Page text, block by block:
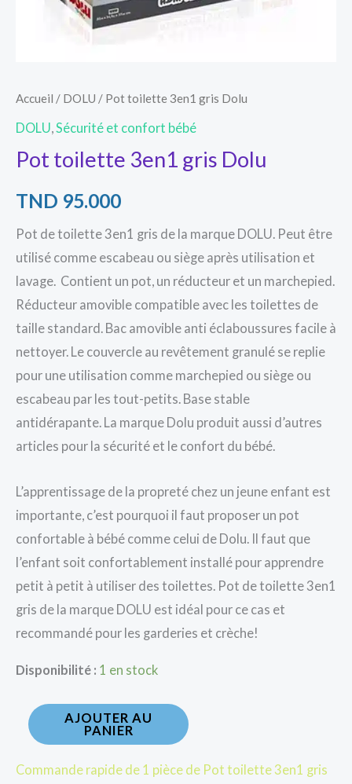
Accueil / DOLU / Pot toilette 3en1 gris Dolu
DOLU Sécurité et confort bébé
Pot toilette 3en1 gris Dolu
TND 95.000
Pot de toilette 3en1 gris de la marque DOLU. Peut être
utilisé comme escabeau ou siège après utilisation et
lavage. Contient un pot, un réducteur et un marchepied.
Réducteur amovible compatible avec les toilettes de
taille standard. Bac amovible anti éclaboussures facile à
nettoyer. Le couvercle au revêtement granulé se replie
pour une utilisation comme marchepied ou siège ou
escabeau par les tout-petits. Base stable
antidérapante. La marque Dolu produit aussi d’autres
articles pour la sécurité et le confort du bébé.
L’apprentissage de la propreté chez un jeune enfant est
importante, c’est pourquoi il faut proposer un pot
confortable à bébé comme celui de Dolu. Il faut que
l’enfant soit confortablement installé pour apprendre
petit à petit à utiliser des toilettes. Pot de toilette 3en1
gris de la marque DOLU est idéal pour ce cas et
recommandé pour les garderies et crèche!
Disponibilité : 1 en stock
AJOUTER AU
PANIER
Commande rapide de 1 pièce de Pot toilette 3en1 gris